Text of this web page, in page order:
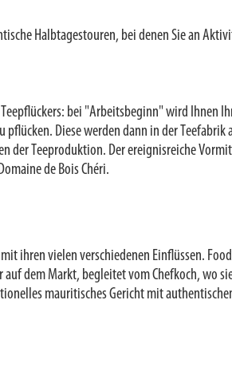
Halbtagestouren, bei denen Sie an
bei "Arbeitsbeginn" wird Ihnen
Diese werden dann in der
der Teeproduktion. Der ereignisreiche
de Bois Chéri.
ihren vielen verschiedenen Einflüssen.
dem Markt, begleitet vom Chefkoch, wo
mauritisches Gericht mit